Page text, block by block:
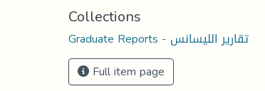
Collections
Graduate Reports - تقارير الليسانس
Full item page